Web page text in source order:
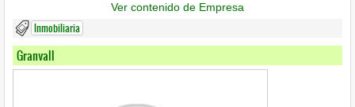
Ver contenido de Empresa
Inmobiliaria
Granvall